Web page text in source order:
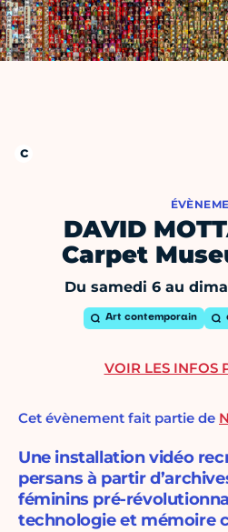
DAVID
Carpet
Du samedi 6 au
Art contemporain
Cet évènement fait partie de
Une installation vidéo
persans à partir
féminins pré-
technologie et mémoire
VOIR LES INFOS